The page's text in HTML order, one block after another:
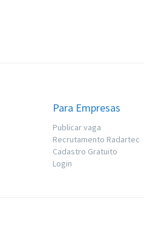
Para Empresas
Publicar vaga
Recrutamento Radartec
Cadastro Gratuito
Login